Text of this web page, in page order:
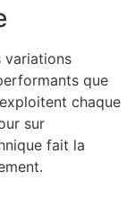
variations
que
chaque
sur
fait la